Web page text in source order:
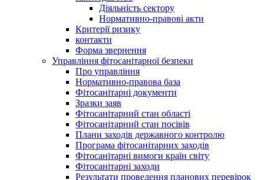
Діяльність сектору
Нормативно-правові акти
Критерії ризику
контакти
Форма звернення
Управління фітосанітарної безпеки
Про управління
Нормативно-правова база
Фітосанітарні документи
Зразки заяв
Фітосанітарний стан області
Фітосанітарний стан посівів
Плани заходів державного контролю
Програма фітосанітарних заходів
Фітосанітарні вимоги країн світу
Фітосанітарні заходи
Результати проведення планових перевірок